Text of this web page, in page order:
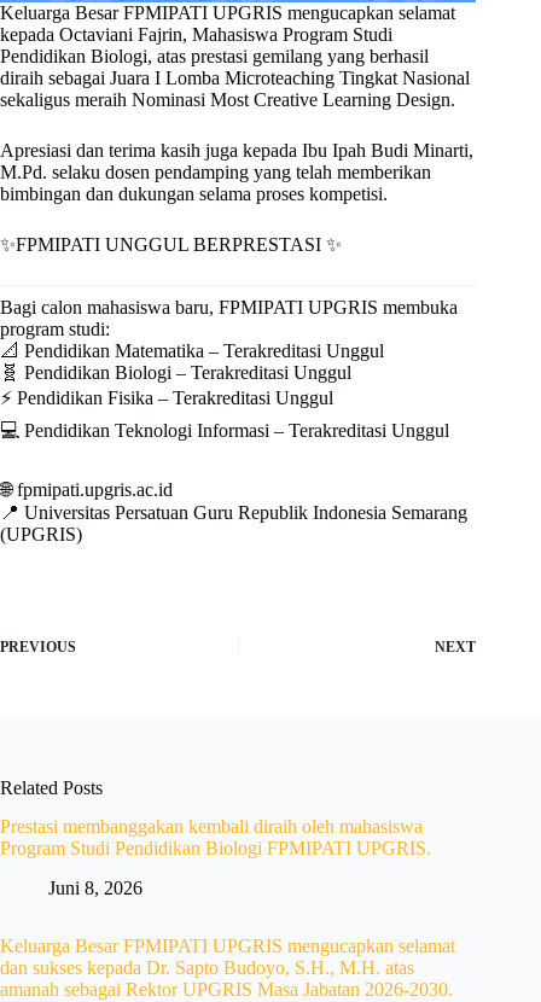
Keluarga Besar FPMIPATI UPGRIS mengucapkan selamat
kepada Octaviani Fajrin, Mahasiswa Program Studi
Pendidikan Biologi, atas prestasi gemilang yang berhasil
diraih sebagai Juara I Lomba Microteaching Tingkat Nasional
sekaligus meraih Nominasi Most Creative Learning Design.
Apresiasi dan terima kasih juga kepada Ibu Ipah Budi Minarti,
M.Pd. selaku dosen pendamping yang telah memberikan
bimbingan dan dukungan selama proses kompetisi.
✨FPMIPATI UNGGUL BERPRESTASI ✨
Bagi calon mahasiswa baru, FPMIPATI UPGRIS membuka
program studi:
📐 Pendidikan Matematika – Terakreditasi Unggul
🧬 Pendidikan Biologi – Terakreditasi Unggul
⚡ Pendidikan Fisika – Terakreditasi Unggul
💻 Pendidikan Teknologi Informasi – Terakreditasi Unggul
🌐 fpmipati.upgris.ac.id
📍 Universitas Persatuan Guru Republik Indonesia Semarang
(UPGRIS)
PREVIOUS NEXT
Related Posts
Prestasi membanggakan kembali diraih oleh mahasiswa
Program Studi Pendidikan Biologi FPMIPATI UPGRIS.
Juni 8, 2026
Keluarga Besar FPMIPATI UPGRIS mengucapkan selamat
dan sukses kepada Dr. Sapto Budoyo, S.H., M.H. atas
amanah sebagai Rektor UPGRIS Masa Jabatan 2026-2030.